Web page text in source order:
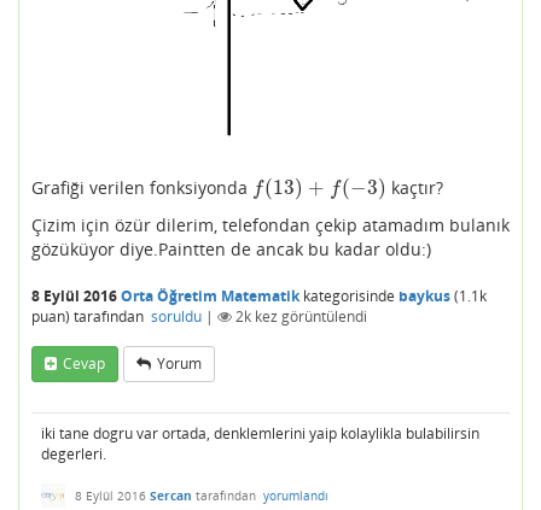
Grafiği verilen fonksiyonda f(13) + f(−3)
f(13)+f −3
kaçtır?
Çizim için özür dilerim, telefondan çekip atamadım bulanık
gözüküyor diye.Paintten de ancak bu kadar oldu:)
8 Eylül 2016Orta Öğretim Matematikkategorisinde baykus(1.1k
puan) tarafından soruldu | 2k kez görüntülendi
Cevap Yorum
iki tane dogru var ortada, denklemlerini yaip kolaylikla bulabilirsin
degerleri.
8 Eylül 2016 Sercan tarafından yorumlandı